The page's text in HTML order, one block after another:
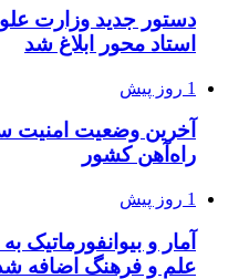
دستور جدید وزارت
استاد محور ابلاغ شد
1 روز پیش
آخرین وضعیت امنیت
راه‌آهن کشور
1 روز پیش
آمار و
علم و فرهنگ اضافه